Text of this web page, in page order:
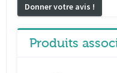
Donner votre avis !
Produits